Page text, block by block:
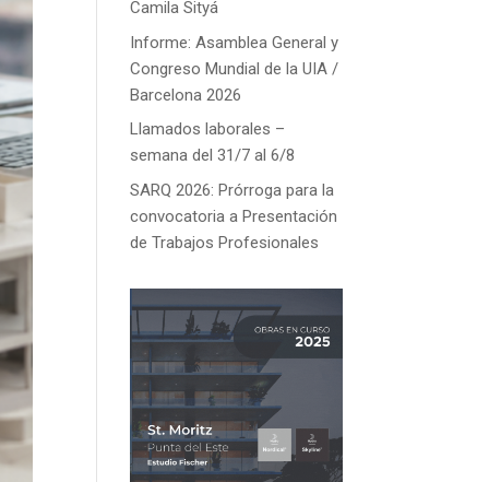
Camila Sityá
Informe: Asamblea General y
Congreso Mundial de la UIA /
Barcelona 2026
Llamados laborales –
semana del 31/7 al 6/8
SARQ 2026: Prórroga para la
convocatoria a Presentación
de Trabajos Profesionales